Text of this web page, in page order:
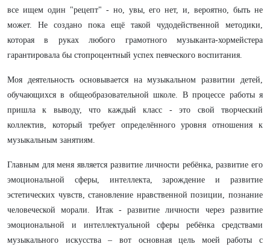
все ищем один "рецепт" - но, увы, его нет, и, вероятно, быть не
может. Не создано пока ещё такой чудодейственной методики,
которая в руках любого грамотного музыканта-хормейстера
гарантировала бы стопроцентный успех певческого воспитания.
Моя деятельность основывается на музыкальном развитии детей,
обучающихся в общеобразовательной школе. В процессе работы я
пришла к выводу, что каждый класс - это свой творческий
коллектив, который требует определённого уровня отношения к
музыкальным занятиям.
Главным для меня является развитие личности ребёнка, развитие его
эмоциональной сферы, интеллекта, зарождение и развитие
эстетических чувств, становление нравственной позиции, познание
человеческой морали. Итак - развитие личности через развитие
эмоциональной и интеллектуальной сферы ребёнка средствами
музыкального искусства – вот основная цель моей работы с